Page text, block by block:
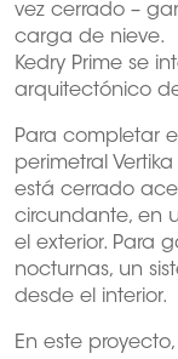
vez cerrado –
carga de nieve.
Kedry Prime se
arquitectónico
Para completar
perimetral
está cerrado
circundante, en
el exterior. Para
nocturnas, un
desde el interior.
En este proyecto,